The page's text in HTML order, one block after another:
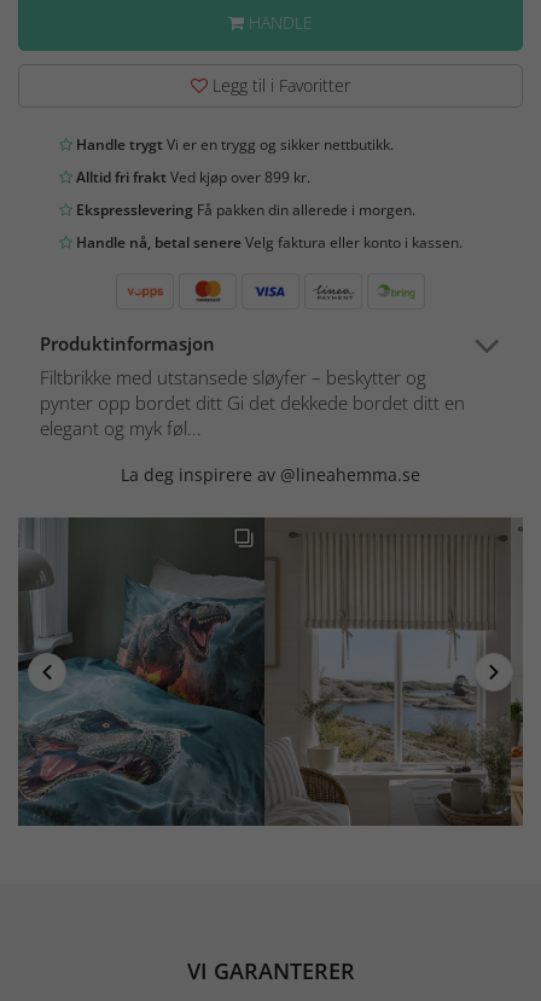
HANDLE
Legg til i Favoritter
Handle trygtVi er en trygg og sikker nettbutikk.
Alltid fri fraktVed kjøp over 899 kr.
Ekspresslevering Få pakken din allerede i morgen.
Handle nå, betal senereVelg faktura eller konto i kassen.
Produktinformasjon
Filtbrikke med utstansede sløyfer – beskytter og
pynter opp bordet ditt Gi det dekkede bordet ditt en
elegant og myk føl...
La deg inspirere av @lineahemma.se
VI GARANTERER